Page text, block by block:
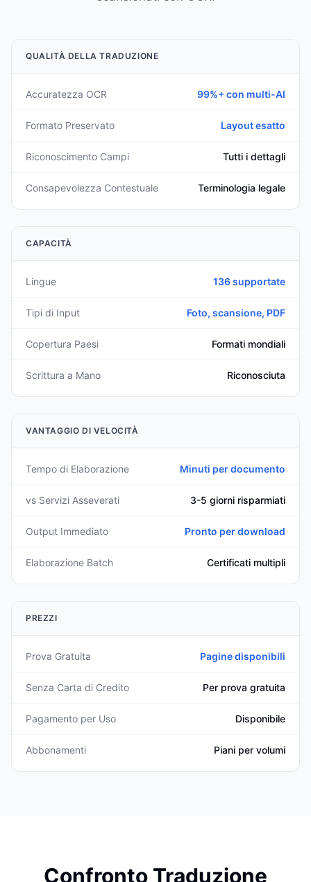
QUALITÀ DELLA TRADUZIONE
Accuratezza OCR 99%+ con multi-AI
Formato Preservato Layout esatto
Riconoscimento Campi Tutti i dettagli
Consapevolezza Contestuale Terminologia legale
CAPACITÀ
Lingue 136 supportate
Tipi di Input Foto, scansione, PDF
Copertura Paesi Formati mondiali
Scrittura a Mano Riconosciuta
VANTAGGIO DI VELOCITÀ
Tempo di Elaborazione Minuti per documento
vs Servizi Asseverati 3-5 giorni risparmiati
Output Immediato Pronto per download
Elaborazione Batch Certificati multipli
PREZZI
Prova Gratuita Pagine disponibili
Senza Carta di Credito Per prova gratuita
Pagamento per Uso Disponibile
Abbonamenti Piani per volumi
Confronto Traduzione